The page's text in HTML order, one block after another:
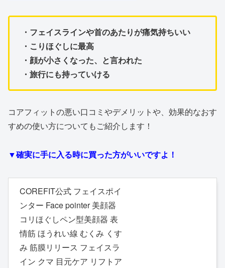
・フェイスラインや首のあたりが痛気持ちいい
・こりほぐしに最高
・顔が小さくなった、と言われた
・旅行にも持っていける
コアフィットの悪い口コミやデメリットや、効果的なおす
すめの使い方についてもご紹介します！
▼確実に手に入る時に買った方がいいですよ！
COREFIT公式 フェイスポイ
ンター Face pointer 美顔器
コリほぐしペン型美顔器 表
情筋 ほうれい線 むくみ くす
み 筋膜リリース フェイスラ
イン クマ 目元ケア リフトア